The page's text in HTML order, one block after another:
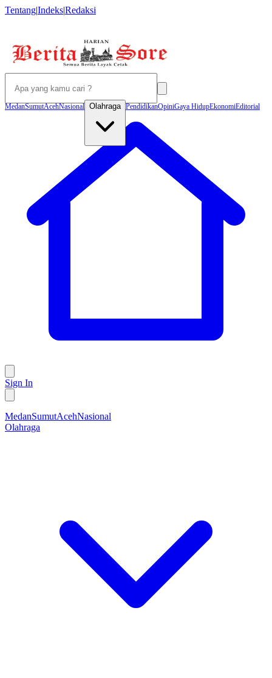
Tentang|Indeks|Redaksi
MedanSumutAcehNasional Olahraga PendidikanOpiniGaya HidupEkonomiEditorial
Sign In
MedanSumutAcehNasional
Olahraga